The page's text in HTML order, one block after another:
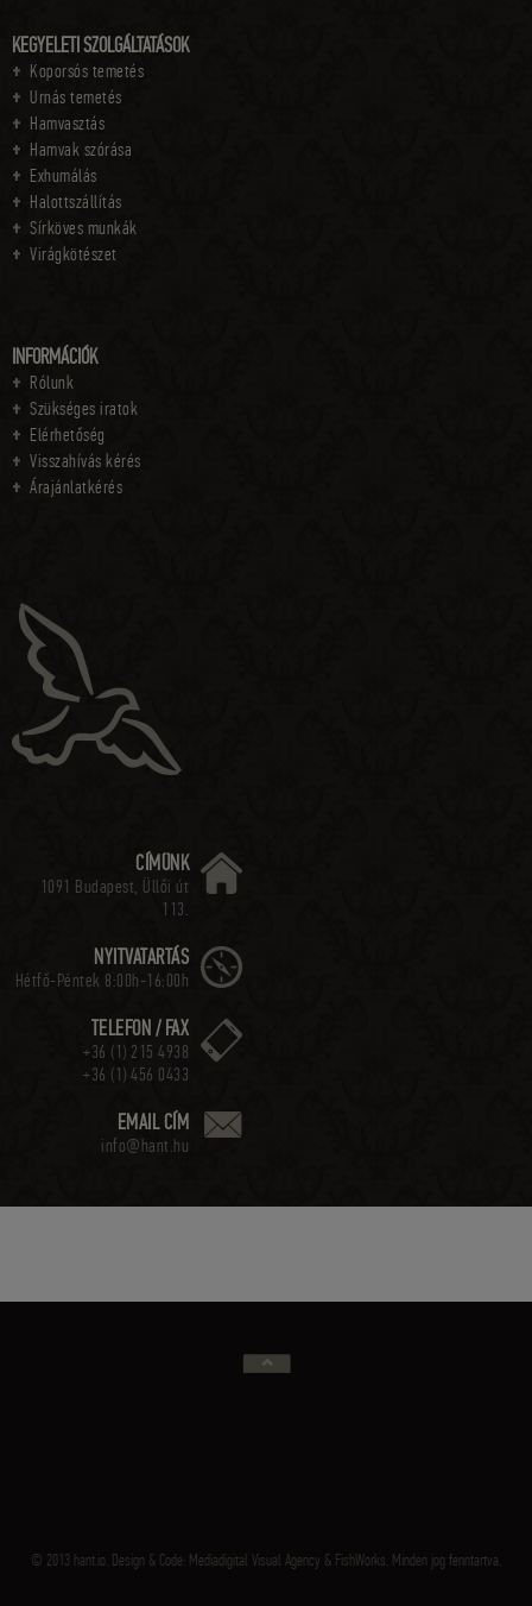
KEGYELETI SZOLGÁLTATÁSOK
Koporsós temetés
Urnás temetés
Hamvasztás
Hamvak szórása
Exhumálás
Halottszállítás
Sírköves munkák
Virágkötészet
INFORMÁCIÓK
Rólunk
Szükséges iratok
Elérhetőség
Visszahívás kérés
Árajánlatkérés
CÍMÜNK
1091 Budapest, Üllői út
113.
NYITVATARTÁS
Hétfő-Péntek 8:00h-16:00h
TELEFON / FAX
+36 (1) 215 4938
+36 (1) 456 0433
EMAIL CÍM
info@hant.hu
© 2013 hant.io. Design & Code: Mediadigital Visual Agency & FishWorks. Minden jog fenntartva.